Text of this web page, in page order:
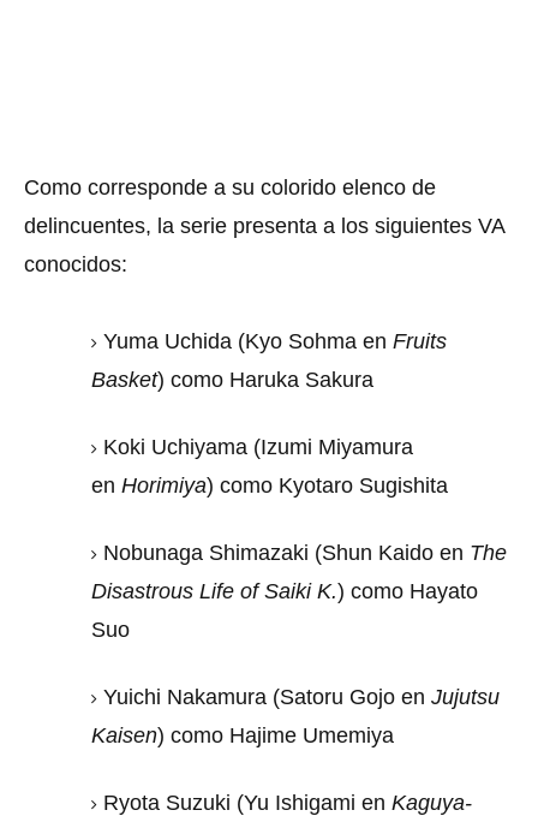
Como corresponde a su colorido elenco de
delincuentes, la serie presenta a los siguientes VA
conocidos:
Yuma Uchida (Kyo Sohma en Fruits
Basket) como Haruka Sakura
Koki Uchiyama (Izumi Miyamura
en Horimiya) como Kyotaro Sugishita
Nobunaga Shimazaki (Shun Kaido en The
Disastrous Life of Saiki K.) como Hayato
Suo
Yuichi Nakamura (Satoru Gojo en Jujutsu
Kaisen) como Hajime Umemiya
Ryota Suzuki (Yu Ishigami en Kaguya-